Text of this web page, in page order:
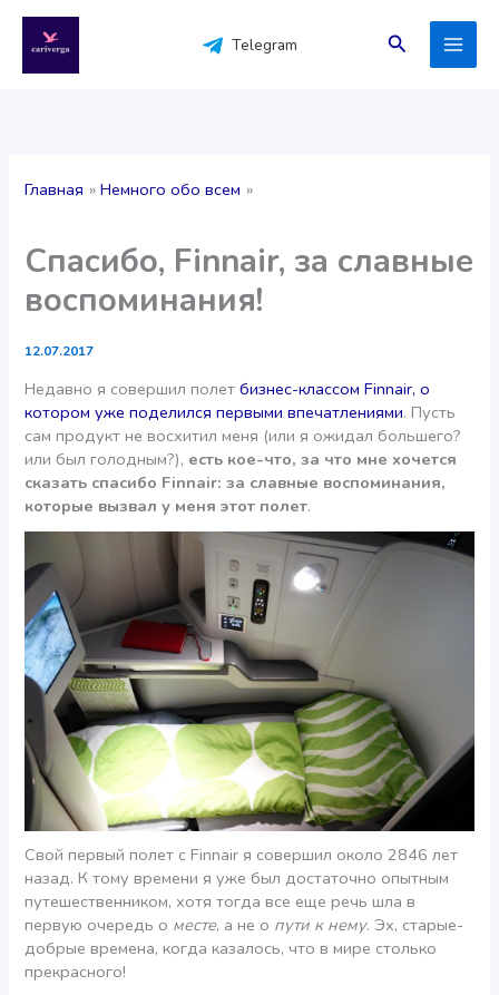
содержимому
Telegram Поиск
Главная Немного обо всем
Спасибо, Finnair, за славные
воспоминания!
12.07.2017
Недавно я совершил полетбизнес-классом Finnair, о
котором уже поделился первыми впечатлениями. Пусть
сам продукт не восхитил меня (или я ожидал большего?
или был голодным?), есть кое-что, за что мне хочется
сказать спасибо Finnair: за славные воспоминания,
которые вызвал у меня этот полет.
Свой первый полет с Finnair я совершил около 2846 лет
назад. К тому времени я уже был достаточно опытным
путешественником, хотя тогда все еще речь шла в
первую очередь о месте, а не о пути к нему. Эх, старые-
добрые времена, когда казалось, что в мире столько
прекрасного!